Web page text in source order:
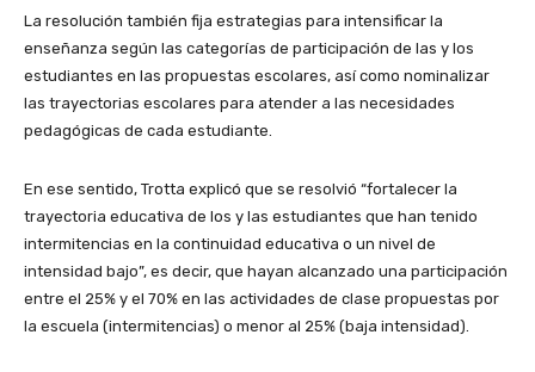
La resolución también fija estrategias para intensificar la
enseñanza según las categorías de participación de las y los
estudiantes en las propuestas escolares, así como nominalizar
las trayectorias escolares para atender a las necesidades
pedagógicas de cada estudiante.
En ese sentido, Trotta explicó que se resolvió “fortalecer la
trayectoria educativa de los y las estudiantes que han tenido
intermitencias en la continuidad educativa o un nivel de
intensidad bajo”, es decir, que hayan alcanzado una participación
entre el 25% y el 70% en las actividades de clase propuestas por
la escuela (intermitencias) o menor al 25% (baja intensidad).